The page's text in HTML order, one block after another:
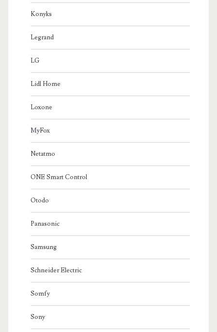
Konyks
Legrand
LG
Lidl Home
Loxone
MyFox
Netatmo
ONE Smart Control
Otodo
Panasonic
Samsung
Schneider Electric
Somfy
Sony